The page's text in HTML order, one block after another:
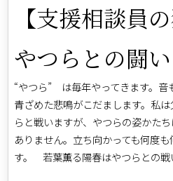
【支援相談員
やつらとの闘い
“やつら” は毎年やってきます。音
青ざめた悲鳴がこだまします。私
らと戦いますが、やつらの姿かた
ありません。立ち向かっても何度
す。 若葉薫る陽春はやつらとの戦